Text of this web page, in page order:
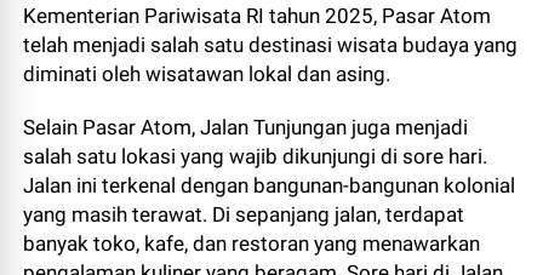
Kementerian Pariwisata RI tahun 2025, Pasar Atom
telah menjadi salah satu destinasi wisata budaya yang
diminati oleh wisatawan lokal dan asing.
Selain Pasar Atom, Jalan Tunjungan juga menjadi
salah satu lokasi yang wajib dikunjungi di sore hari.
Jalan ini terkenal dengan bangunan-bangunan kolonial
yang masih terawat. Di sepanjang jalan, terdapat
banyak toko, kafe, dan restoran yang menawarkan